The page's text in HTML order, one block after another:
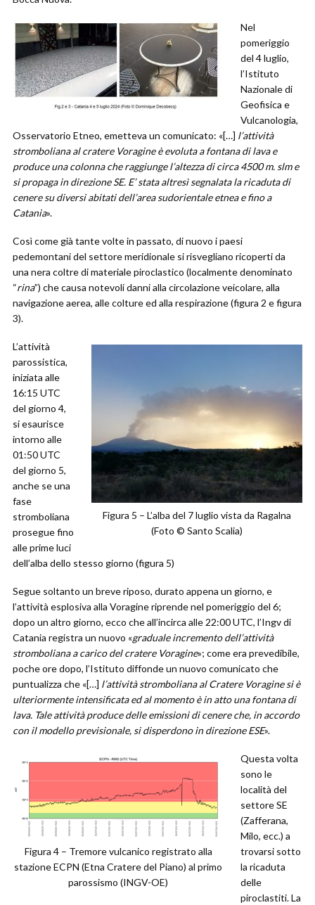
Nel
pomeriggio
del 4 luglio,
l’Istituto
Nazionale di
Geofisica e
Vulcanologia,
Osservatorio Etneo, emetteva un comunicato: «[…] l’attività
stromboliana al cratere Voragine è evoluta a fontana di lava e
produce una colonna che raggiunge l’altezza di circa 4500 m. slm e
si propaga in direzione SE. E’ stata altresì segnalata la ricaduta di
cenere su diversi abitati dell’area sudorientale etnea e fino a
Catania».
Così come già tante volte in passato, di nuovo i paesi
pedemontani del settore meridionale si risvegliano ricoperti da
una nera coltre di materiale piroclastico (localmente denominato
“rina”) che causa notevoli danni alla circolazione veicolare, alla
navigazione aerea, alle colture ed alla respirazione (figura 2 e figura
3).
Figura 5 – L’alba del 7 luglio vista da Ragalna
(Foto © Santo Scalia)
L’attività
parossistica,
iniziata alle
16:15 UTC
del giorno 4,
si esaurisce
intorno alle
01:50 UTC
del giorno 5,
anche se una
fase
stromboliana
prosegue fino
alle prime luci
dell’alba dello stesso giorno (figura 5)
Segue soltanto un breve riposo, durato appena un giorno, e
l’attività esplosiva alla Voragine riprende nel pomeriggio del 6;
dopo un altro giorno, ecco che all’incirca alle 22:00 UTC, l’Ingv di
Catania registra un nuovo «graduale incremento dell’attività
stromboliana a carico del cratere Voragine»; come era prevedibile,
poche ore dopo, l’Istituto diffonde un nuovo comunicato che
puntualizza che «[…] l’attività stromboliana al Cratere Voragine si è
ulteriormente intensificata ed al momento è in atto una fontana di
lava. Tale attività produce delle emissioni di cenere che, in accordo
con il modello previsionale, si disperdono in direzione ESE».
Figura 4 – Tremore vulcanico registrato alla
stazione ECPN (Etna Cratere del Piano) al primo
parossismo (INGV-OE)
Questa volta
sono le
località del
settore SE
(Zafferana,
Milo, ecc.) a
trovarsi sotto
la ricaduta
delle
piroclastiti. La